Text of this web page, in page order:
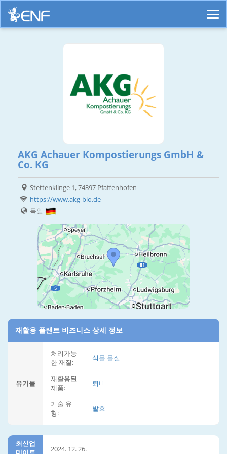
AKG Achauer Kompostierungs GmbH &
Co. KG
Stettenklinge 1, 74397 Pfaffenhofen
https://www.akg-bio.de
독일
재활용 플랜트 비즈니스 상세 정보
유기물
처리가능
한 재질:
식물 물질
재활용된
제품:
퇴비
기술 유
형:
발효
최신업
2024. 12. 26.